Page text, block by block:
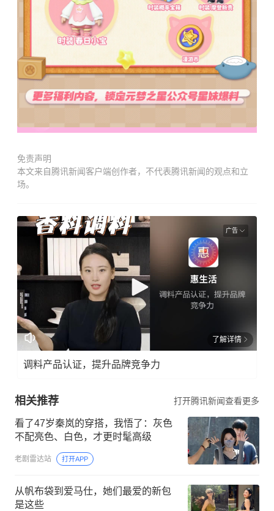
免责声明
本文来自腾讯新闻客户端创作者，不代表腾讯新闻的观点和立
场。
广告
了解详情
调料产品认证，提升品牌竞争力
相关推荐 打开腾讯新闻查看更多
看了47岁秦岚的穿搭，我悟了：灰色
不配亮色、白色，才更时髦高级
老剧雷达站 打开APP
从帆布袋到爱马仕，她们最爱的新包
是这些